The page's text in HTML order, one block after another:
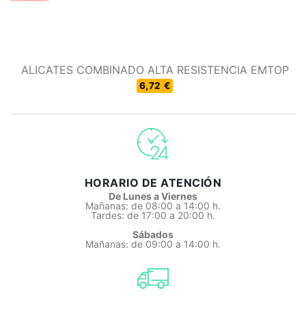
ALICATES COMBINADO ALTA RESISTENCIA EMTOP
6,72 €
HORARIO DE ATENCIÓN
De Lunes a Viernes
Mañanas: de 08:00 a 14:00 h.
Tardes: de 17:00 a 20:00 h.
Sábados
Mañanas: de 09:00 a 14:00 h.